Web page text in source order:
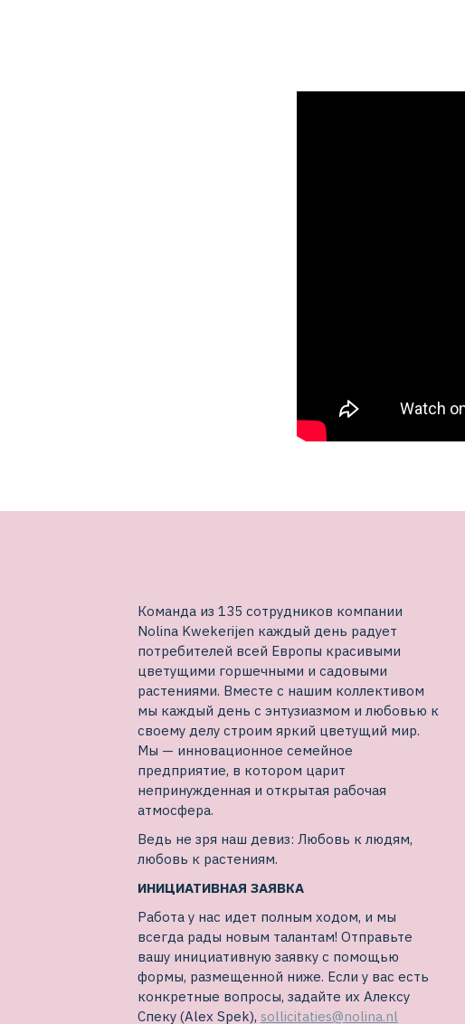
Команда из 135 сотрудников компании
Nolina Kwekerijen каждый день радует
потребителей всей Европы красивыми
цветущими горшечными и садовыми
растениями. Вместе с нашим коллективом
мы каждый день с энтузиазмом и любовью к
своему делу строим яркий цветущий мир.
Мы — инновационное семейное
предприятие, в котором царит
непринужденная и открытая рабочая
атмосфера.
Ведь не зря наш девиз: Любовь к людям,
любовь к растениям.
ИНИЦИАТИВНАЯ ЗАЯВКА
Работа у нас идет полным ходом, и мы
всегда рады новым талантам! Отправьте
вашу инициативную заявку с помощью
формы, размещенной ниже. Если у вас есть
конкретные вопросы, задайте их Алексу
Спеку (Alex Spek), sollicitaties@nolina.nl